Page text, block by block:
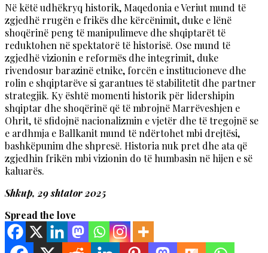
Në këtë udhëkryq historik, Maqedonia e Veriut mund të
zgjedhë rrugën e frikës dhe kërcënimit, duke e lënë
shoqërinë peng të manipulimeve dhe shqiptarët të
reduktohen në spektatorë të historisë. Ose mund të
zgjedhë vizionin e reformës dhe integrimit, duke
rivendosur barazinë etnike, forcën e institucioneve dhe
rolin e shqiptarëve si garantues të stabilitetit dhe partner
strategjik. Ky është momenti historik për lidershipin
shqiptar dhe shoqërinë që të mbrojnë Marrëveshjen e
Ohrit, të sfidojnë nacionalizmin e vjetër dhe të tregojnë se
e ardhmja e Ballkanit mund të ndërtohet mbi drejtësi,
bashkëpunim dhe shpresë. Historia nuk pret dhe ata që
zgjedhin frikën mbi vizionin do të humbasin në hijen e së
kaluarës.
Shkup, 29 shtator 2025
Spread the love